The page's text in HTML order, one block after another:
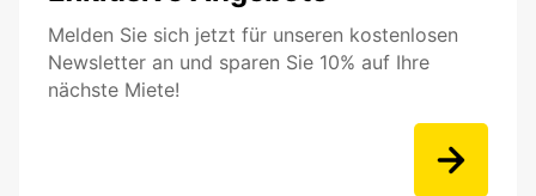
Melden Sie sich jetzt für unseren kostenlosen
Newsletter an und sparen Sie 10% auf Ihre
nächste Miete!